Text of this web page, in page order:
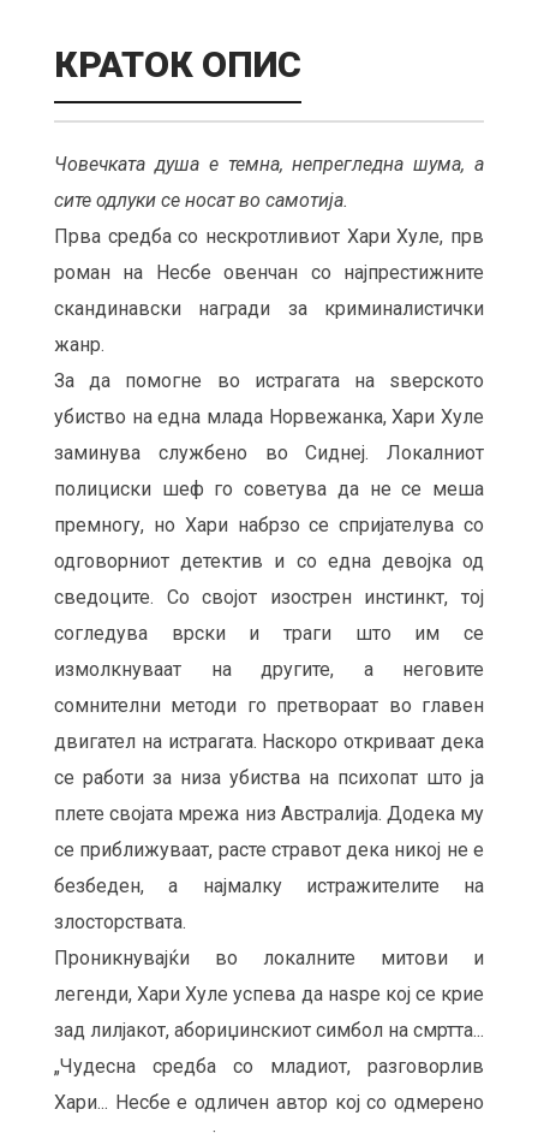
КРАТОК ОПИС
Човечката душа е темна, непрегледна шума, а
сите одлуки се носат во самотија.
Прва средба со нескротливиот Хари Хуле, прв
роман на Несбе овенчан со најпрестижните
скандинавски награди за криминалистички
жанр.
За да помогне во истрагата на ѕверското
убиство на една млада Норвежанка, Хари Хуле
заминува службено во Сиднеј. Локалниот
полициски шеф го советува да не се меша
премногу, но Хари набрзо се спријателува со
одговорниот детектив и со една девојка од
сведоците. Со својот изострен инстинкт, тој
согледува врски и траги што им се
измолкнуваат на другите, а неговите
сомнителни методи го претвораат во главен
двигател на истрагата. Наскоро откриваат дека
се работи за низа убиства на психопат што ја
плете својата мрежа низ Австралија. Додека му
се приближуваат, расте стравот дека никој не е
безбеден, а најмалку истражителите на
злосторствата.
Проникнувајќи во локалните митови и
легенди, Хари Хуле успева да наѕре кој се крие
зад лилјакот, абориџинскиот симбол на смртта...
„Чудесна средба со младиот, разговорлив
Хари... Несбе е одличен автор кој со одмерено